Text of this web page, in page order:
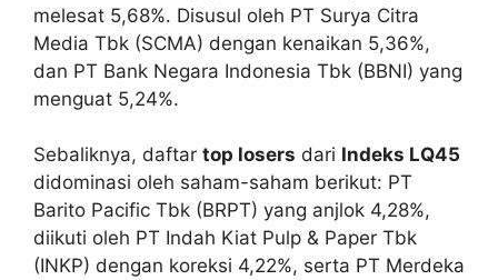
melesat 5,68%. Disusul oleh PT Surya Citra
Media Tbk (SCMA) dengan kenaikan 5,36%,
dan PT Bank Negara Indonesia Tbk (BBNI) yang
menguat 5,24%.
Sebaliknya, daftar top losers dari Indeks LQ45
didominasi oleh saham-saham berikut: PT
Barito Pacific Tbk (BRPT) yang anjlok 4,28%,
diikuti oleh PT Indah Kiat Pulp & Paper Tbk
(INKP) dengan koreksi 4,22%, serta PT Merdeka